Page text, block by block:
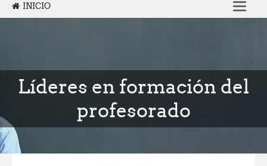
INICIO
Líderes en formación del
profesorado